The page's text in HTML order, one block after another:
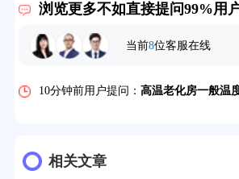
浏览更多不如直接提问99%用
当前8位客服在线
7分钟前用户提问： 老化房安全要求标
10分钟前用户提问： 高温老化房一般温
13分钟前用户提问：
相关文章